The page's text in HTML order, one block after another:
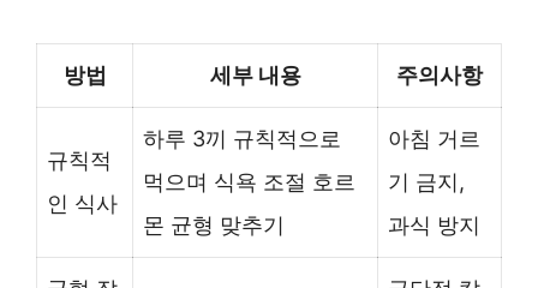
방법 세부 내용 주의사항
규칙적
인 식사
하루 3끼 규칙적으로
먹으며 식욕 조절 호르
몬 균형 맞추기
아침 거르
기 금지,
과식 방지